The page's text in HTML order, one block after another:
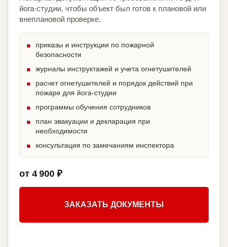
йога-студии, чтобы объект был готов к плановой или
внеплановой проверке.
приказы и инструкции по пожарной
безопасности
журналы инструктажей и учета огнетушителей
расчет огнетушителей и порядок действий при
пожаре для йога-студии
программы обучения сотрудников
план эвакуации и декларация при
необходимости
консультация по замечаниям инспектора
от 4 900 ₽
ЗАКАЗАТЬ ДОКУМЕНТЫ